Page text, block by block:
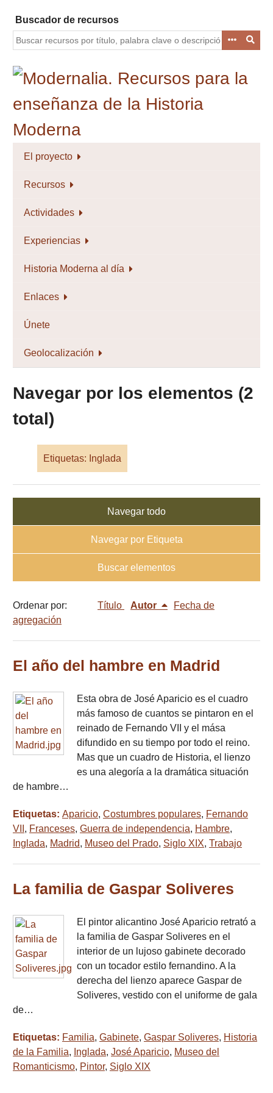
contenido
principal
Buscador de recursos
El proyecto
Recursos
Actividades
Experiencias
Historia Moderna al día
Enlaces
Únete
Geolocalización
Navegar por los elementos (2
total)
Etiquetas: Inglada
Navegar todo
Navegar por Etiqueta
Buscar elementos
Ordenar por: Título Autor
Fecha de
agregación
El año del hambre en Madrid
Esta obra de José Aparicio es el cuadro
más famoso de cuantos se pintaron en el
reinado de Fernando VII y el mása
difundido en su tiempo por todo el reino.
Mas que un cuadro de Historia, el lienzo
es una alegoría a la dramática situación
de hambre…
Etiquetas: Aparicio, Costumbres populares, Fernando
VII , Franceses, Guerra de independencia, Hambre,
Inglada, Madrid, Museo del Prado, Siglo XIX, Trabajo
La familia de Gaspar Soliveres
El pintor alicantino José Aparicio retrató a
la familia de Gaspar Soliveres en el
interior de un lujoso gabinete decorado
con un tocador estilo fernandino. A la
derecha del lienzo aparece Gaspar de
Soliveres, vestido con el uniforme de gala
de…
Etiquetas: Familia, Gabinete, Gaspar Soliveres, Historia
de la Familia, Inglada, José Aparicio, Museo del
Romanticismo, Pintor, Siglo XIX